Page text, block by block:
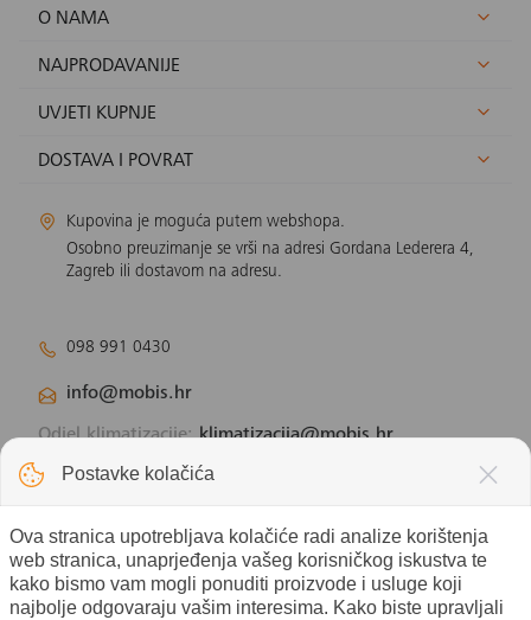
O NAMA
NAJPRODAVANIJE
UVJETI KUPNJE
DOSTAVA I POVRAT
Kupovina je moguća putem webshopa.
Osobno preuzimanje se vrši na adresi Gordana Lederera 4,
Zagreb ili dostavom na adresu.
098 991 0430
info@mobis.hr
Odjel klimatizacije:klimatizacija@mobis.hr
Odjel solarnih panela:
Postavke kolačića
Ova stranica upotrebljava kolačiće radi analize korištenja
web stranica, unaprjeđenja vašeg korisničkog iskustva te
kako bismo vam mogli ponuditi proizvode i usluge koji
najbolje odgovaraju vašim interesima. Kako biste upravljali